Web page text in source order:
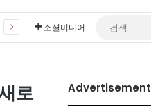
소셜미디어
로 Advertisement